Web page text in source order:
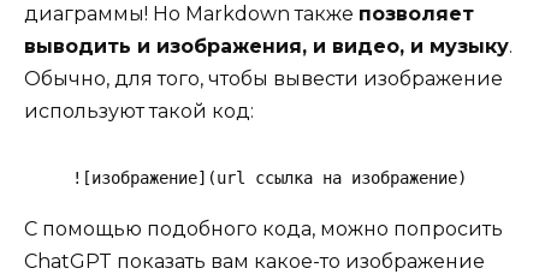
диаграммы! Но Markdown также позволяет
выводить и изображения, и видео, и музыку.
Обычно, для того, чтобы вывести изображение
используют такой код:
![изображение](url ссылка на изображение)
С помощью подобного кода, можно попросить
ChatGPT показать вам какое-то изображение